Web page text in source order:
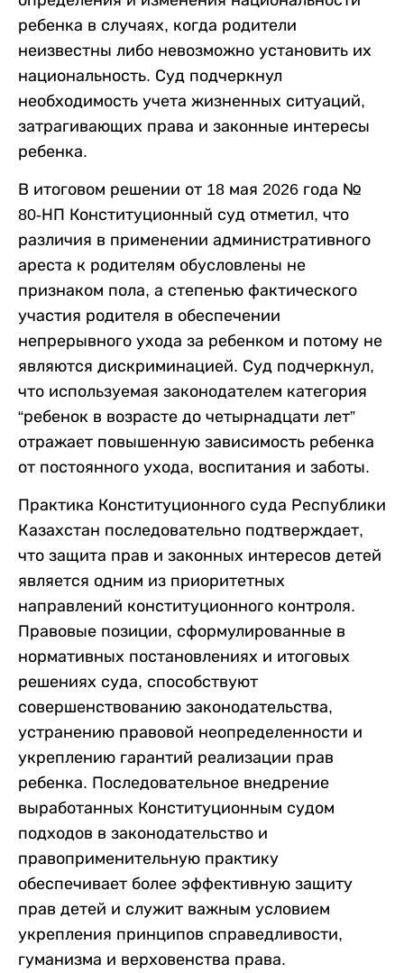
ребенка в случаях, когда родители
неизвестны либо невозможно установить их
национальность. Суд подчеркнул
необходимость учета жизненных ситуаций,
затрагивающих права и законные интересы
ребенка.
В итоговом решении от 18 мая 2026 года №
80-НП Конституционный суд отметил, что
различия в применении административного
ареста к родителям обусловлены не
признаком пола, а степенью фактического
участия родителя в обеспечении
непрерывного ухода за ребенком и потому не
являются дискриминацией. Суд подчеркнул,
что используемая законодателем категория
“ребенок в возрасте до четырнадцати лет”
отражает повышенную зависимость ребенка
от постоянного ухода, воспитания и заботы.
Практика Конституционного суда Республики
Казахстан последовательно подтверждает,
что защита прав и законных интересов детей
является одним из приоритетных
направлений конституционного контроля.
Правовые позиции, сформулированные в
нормативных постановлениях и итоговых
решениях суда, способствуют
совершенствованию законодательства,
устранению правовой неопределенности и
укреплению гарантий реализации прав
ребенка. Последовательное внедрение
выработанных Конституционным судом
подходов в законодательство и
правоприменительную практику
обеспечивает более эффективную защиту
прав детей и служит важным условием
укрепления принципов справедливости,
гуманизма и верховенства права.